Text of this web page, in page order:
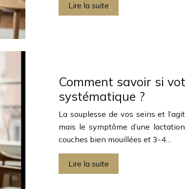
Lire la suite
Comment savoir si
systématique ?
La souplesse de vos seins et
mais le symptôme d’une
couches bien mouillées et 3-4…
Lire la suite